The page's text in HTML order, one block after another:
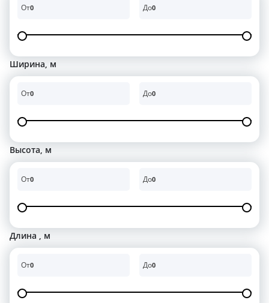
От0 До0
Ширина, м
От0 До0
Высота, м
От0 До0
Длина , м
От0 До0